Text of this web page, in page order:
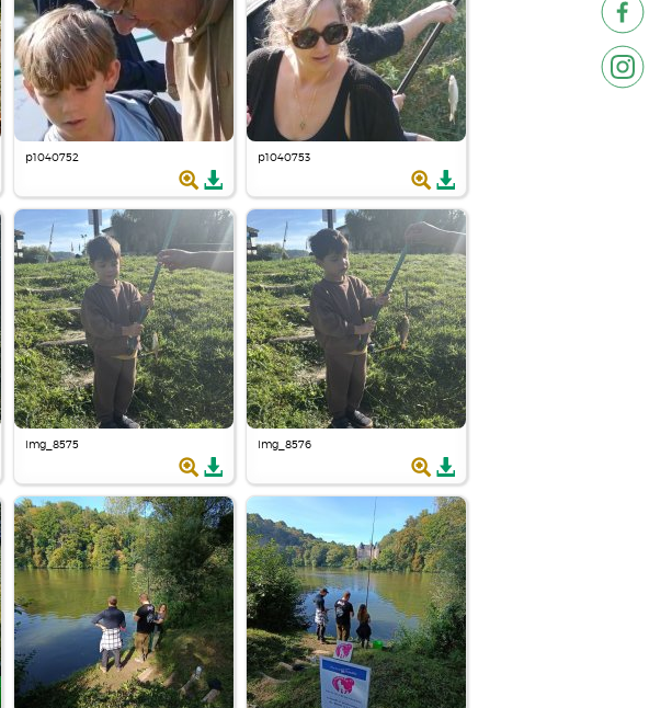
p1040752 p1040753
img_8575 img_8576